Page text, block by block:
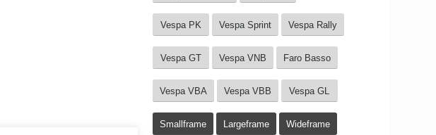
Vespa PK Vespa Sprint Vespa Rally
Vespa GT Vespa VNB Faro Basso
Vespa VBA Vespa VBB Vespa GL
Smallframe Largeframe Wideframe